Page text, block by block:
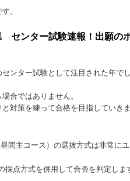
。
センター試験速報！出願の
ンター試験として注目された年で
合ではありません。
対策を練って合格を目指していき
昼間主コース）の選抜方式は非常に
採点方式を併用して合否を判定しま